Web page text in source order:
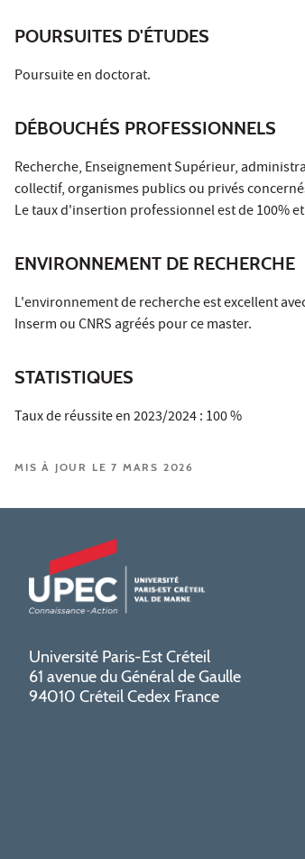
POURSUITES D'ÉTUDES
Poursuite en doctorat.
DÉBOUCHÉS PROFESSIONNELS
Recherche, Enseignement Supérieur,
collectif, organismes publics ou privés
Le taux d'insertion professionnel est de 100%
ENVIRONNEMENT DE RECHERCHE
L'environnement de recherche est excellent
Inserm ou CNRS agréés pour ce master.
STATISTIQUES
Taux de réussite en 2023/2024 : 100 %
MIS À JOUR LE 7 MARS 2026
Université Paris-Est Créteil
61 avenue du Général de Gaulle
94010 Créteil Cedex France